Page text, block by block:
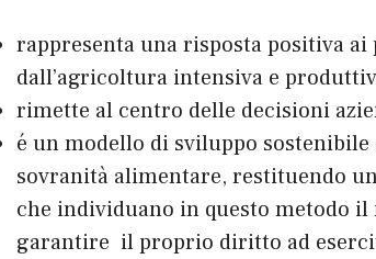
rappresenta una risposta positiva
dall’agricoltura intensiva e
rimette al centro delle decisioni
é un modello di sviluppo
sovranità alimentare, restituendo
che individuano in questo metodo
garantire il proprio diritto ad